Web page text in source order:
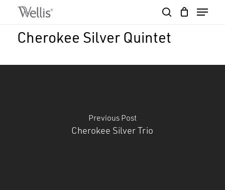
content
Menu
Cherokee Silver Quintet
Previous Post
Cherokee Silver Trio